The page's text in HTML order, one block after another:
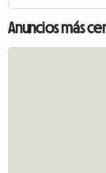
Anuncios más